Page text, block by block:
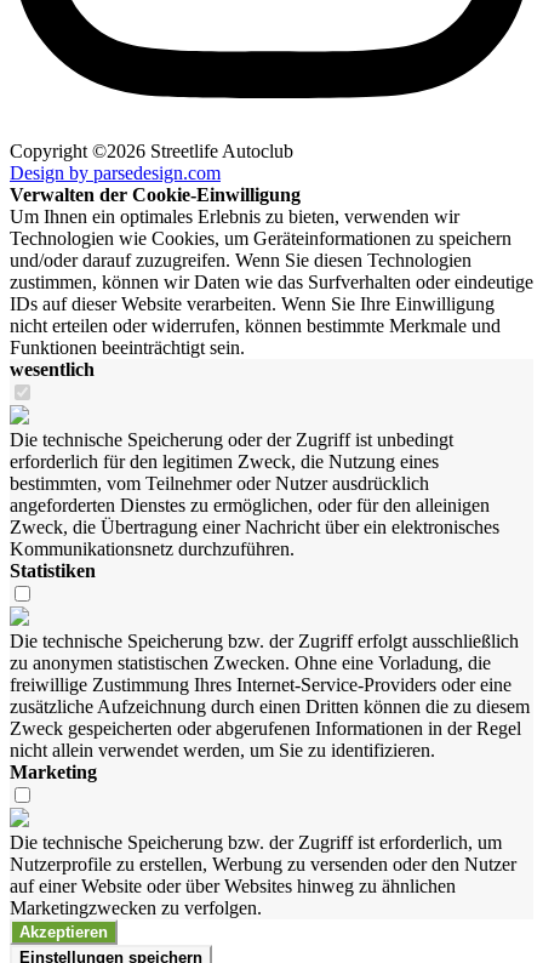
Copyright ©2026 Streetlife Autoclub
Design by parsedesign.com
Verwalten der Cookie-Einwilligung
Um Ihnen ein optimales Erlebnis zu bieten, verwenden wir
Technologien wie Cookies, um Geräteinformationen zu speichern
und/oder darauf zuzugreifen. Wenn Sie diesen Technologien
zustimmen, können wir Daten wie das Surfverhalten oder eindeutige
IDs auf dieser Website verarbeiten. Wenn Sie Ihre Einwilligung
nicht erteilen oder widerrufen, können bestimmte Merkmale und
Funktionen beeinträchtigt sein.
wesentlich
Die technische Speicherung oder der Zugriff ist unbedingt
erforderlich für den legitimen Zweck, die Nutzung eines
bestimmten, vom Teilnehmer oder Nutzer ausdrücklich
angeforderten Dienstes zu ermöglichen, oder für den alleinigen
Zweck, die Übertragung einer Nachricht über ein elektronisches
Kommunikationsnetz durchzuführen.
Statistiken
Die technische Speicherung bzw. der Zugriff erfolgt ausschließlich
zu anonymen statistischen Zwecken. Ohne eine Vorladung, die
freiwillige Zustimmung Ihres Internet-Service-Providers oder eine
zusätzliche Aufzeichnung durch einen Dritten können die zu diesem
Zweck gespeicherten oder abgerufenen Informationen in der Regel
nicht allein verwendet werden, um Sie zu identifizieren.
Marketing
Die technische Speicherung bzw. der Zugriff ist erforderlich, um
Nutzerprofile zu erstellen, Werbung zu versenden oder den Nutzer
auf einer Website oder über Websites hinweg zu ähnlichen
Marketingzwecken zu verfolgen.
Akzeptieren
Einstellungen speichern